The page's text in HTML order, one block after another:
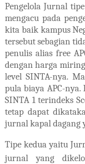
Pengelola Jurnal
mengacu pada
kita baik kampus
tersebut sebagian
penulis alias free
dengan harga
level SINTA-nya.
pula biaya APC-nya.
SINTA 1 terindeks
tetap dapat
jurnal kapal dagang
Tipe kedua yaitu
jurnal yang